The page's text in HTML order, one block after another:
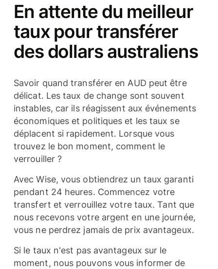
En attente du meilleur
taux pour transférer
des dollars australiens
Savoir quand transférer en AUD peut être
délicat. Les taux de change sont souvent
instables, car ils réagissent aux événements
économiques et politiques et les taux se
déplacent si rapidement. Lorsque vous
trouvez le bon moment, comment le
verrouiller ?
Avec Wise, vous obtiendrez un taux garanti
pendant 24 heures. Commencez votre
transfert et verrouillez votre taux. Tant que
nous recevons votre argent en une journée,
vous ne perdrez jamais de prix avantageux.
Si le taux n'est pas avantageux sur le
moment, nous pouvons vous informer de